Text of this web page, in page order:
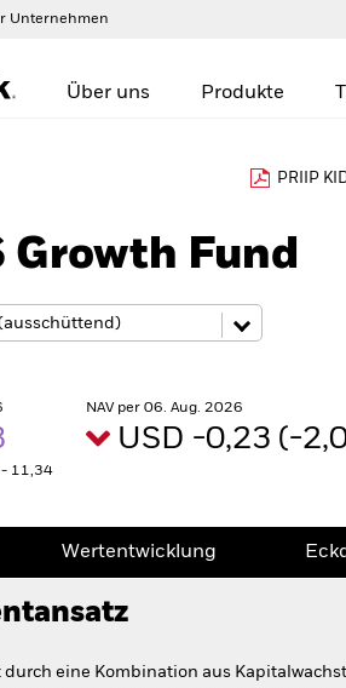
Unternehmen
Über uns Produkte
PRIIP
Growth Fund
- 11,34
NAV per 06. Aug. 2026
USD -0,23 (-
Wertentwicklung
durch eine Kombination aus